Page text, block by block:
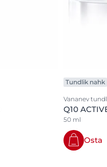
Tundlik nahk
Vananev
Q10
50 ml
Osta